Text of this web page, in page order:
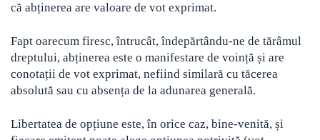
că abținerea are valoare de vot exprimat.
Fapt oarecum firesc, întrucât, îndepărtându-ne de tărâmul
dreptului, abținerea este o manifestare de voință și are
conotații de vot exprimat, nefiind similară cu tăcerea
absolută sau cu absența de la adunarea generală.
Libertatea de opțiune este, în orice caz, bine-venită, și